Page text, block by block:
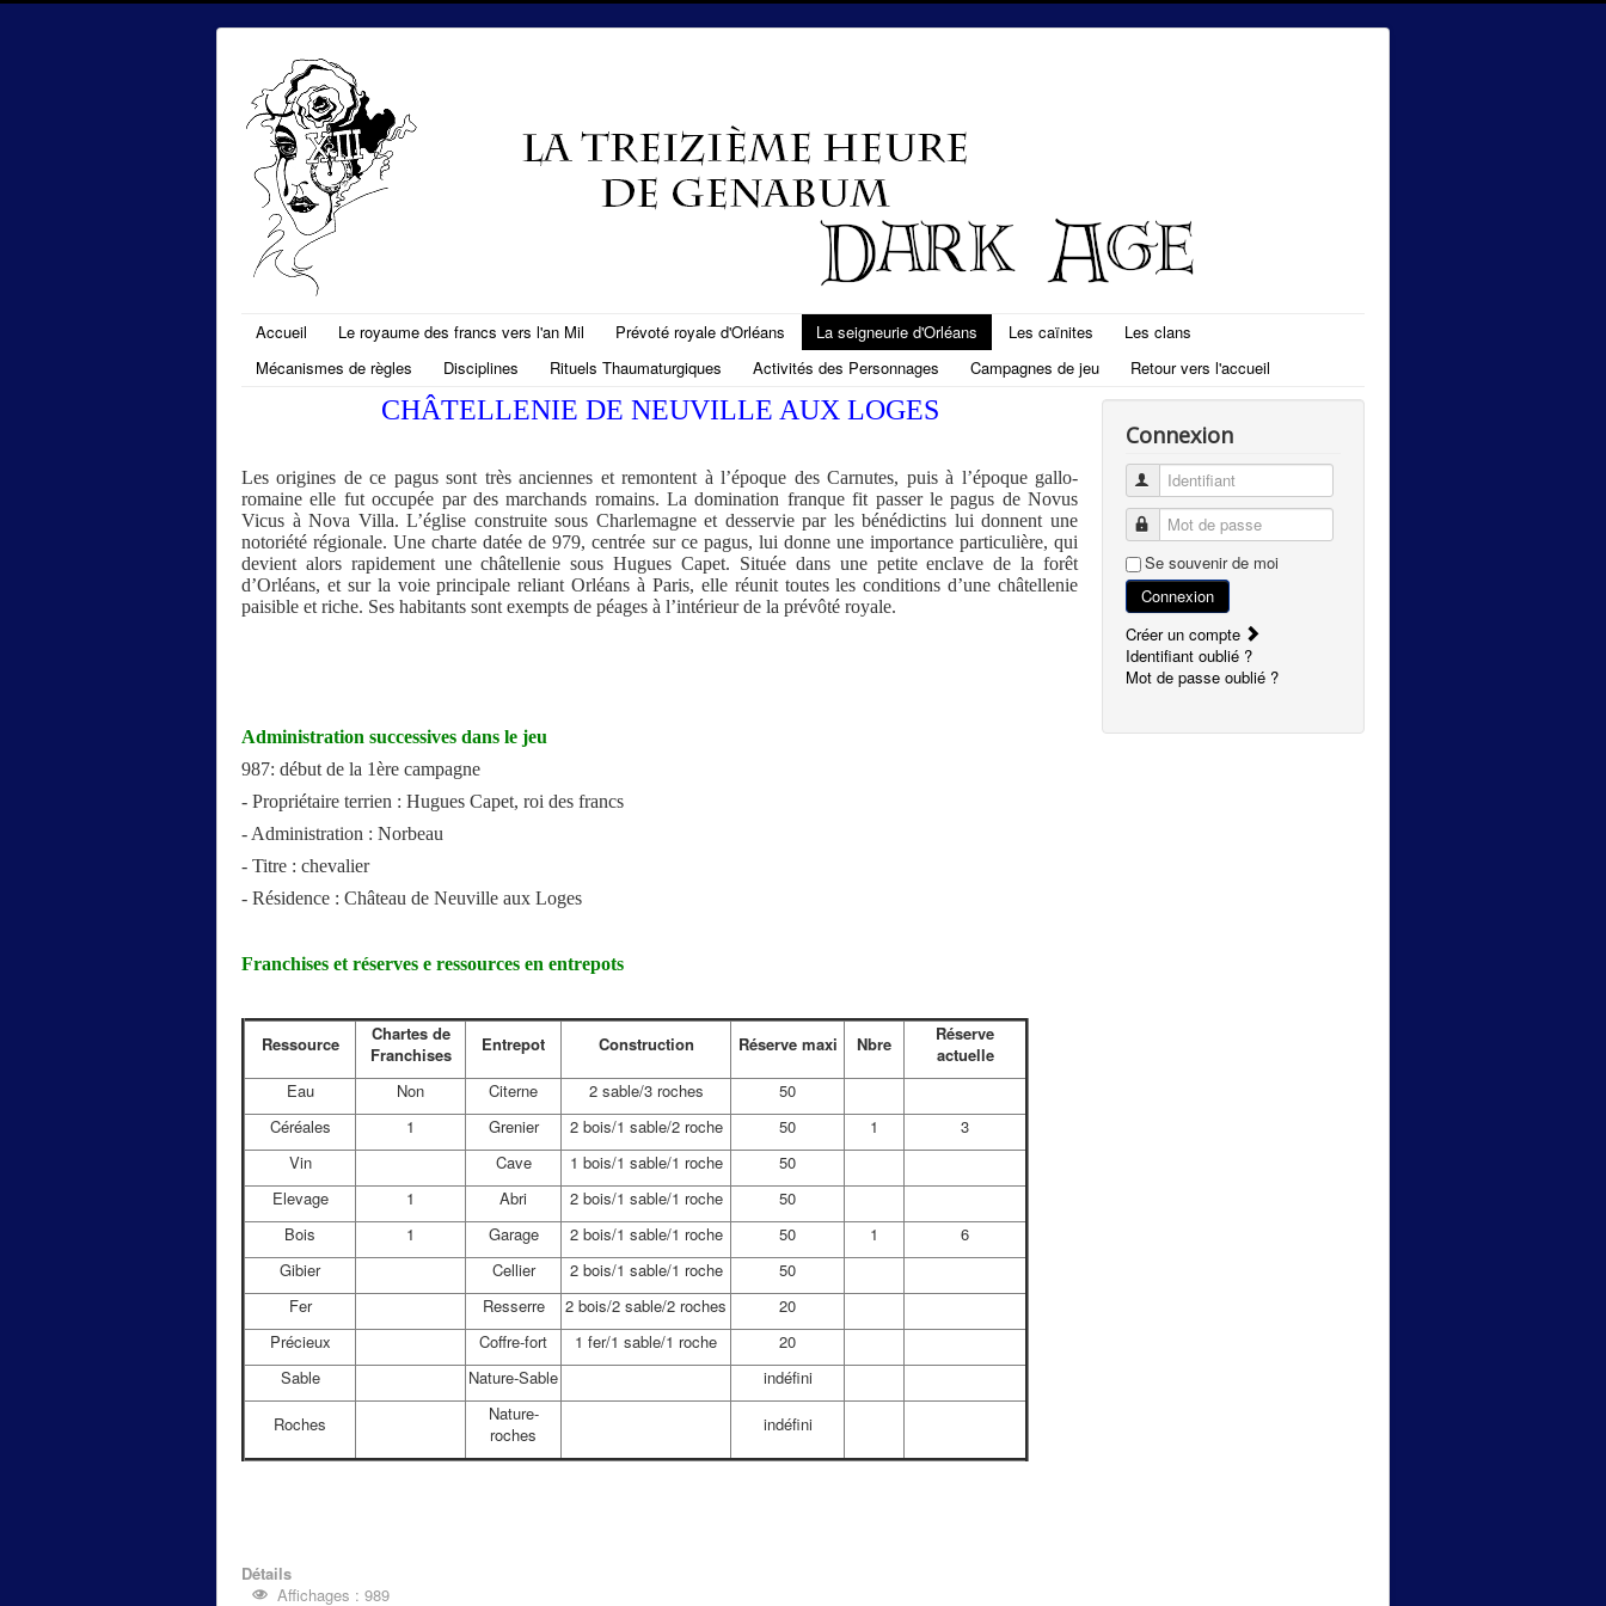
Accueil Le royaume des francs vers l'an Mil Prévoté royale d'Orléans La seigneurie d'Orléans Les caïnites
Les clans
Mécanismes de règles
Disciplines Rituels Thaumaturgiques Activités des Personnages Campagnes de jeu Retour vers l'accueil
CHÂTELLENIE DE NEUVILLE AUX LOGES
Les origines de ce pagus sont très anciennes et remontent à l’époque des Carnutes, puis à l’époque gallo-
romaine elle fut occupée par des marchands romains. La domination franque fit passer le pagus de Novus
Vicus à Nova Villa. L’église construite sous Charlemagne et desservie par les bénédictins lui donnent une
notoriété régionale. Une charte datée de 979, centrée sur ce pagus, lui donne une importance particulière, qui
devient alors rapidement une châtellenie sous Hugues Capet. Située dans une petite enclave de la forêt
d’Orléans, et sur la voie principale reliant Orléans à Paris, elle réunit toutes les conditions d’une châtellenie
paisible et riche. Ses habitants sont exempts de péages à l’intérieur de la prévôté royale.
Administration successives dans le jeu
987: début de la 1ère campagne
- Propriétaire terrien : Hugues Capet, roi des francs
- Administration : Norbeau
- Titre : chevalier
- Résidence : Château de Neuville aux Loges
Franchises et réserves e ressources en entrepots
Ressource
Chartes de
Franchises
Entrepot Construction Réserve maxi Nbre
Réserve
actuelle
Eau
Non Citerne 2 sable/3 roches
50
Céréales
1 Grenier 2 bois/1 sable/2 roche 50 1
3
Vin
Cave 1 bois/1 sable/1 roche
50
Elevage
1 Abri 2 bois/1 sable/1 roche
50
Bois
1 Garage 2 bois/1 sable/1 roche 50 1
6
Gibier
Cellier 2 bois/1 sable/1 roche
50
Fer
Resserre 2 bois/2 sable/2 roches
20
Précieux
Coffre-fort 1 fer/1 sable/1 roche
20
Sable
Nature-Sable indéfini
Roches
Nature-
roches
indéfini
Détails
Affichages : 989
Connexion
Identifiant
Mot de passe
Se souvenir de moi
Connexion
Créer un compte
Identifiant oublié ?
Mot de passe oublié ?